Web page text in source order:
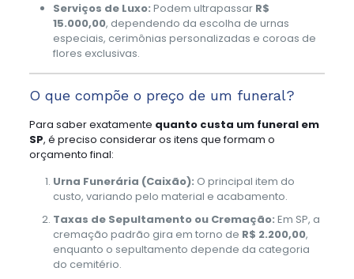
Serviços de Luxo: Podem ultrapassar R$
15.000,00, dependendo da escolha de urnas
especiais, cerimônias personalizadas e coroas de
flores exclusivas.
O que compõe o preço de um funeral?
Para saber exatamente quanto custa um funeral em
SP, é preciso considerar os itens que formam o
orçamento final:
Urna Funerária (Caixão): O principal item do
custo, variando pelo material e acabamento.
Taxas de Sepultamento ou Cremação: Em SP, a
cremação padrão gira em torno de R$ 2.200,00,
enquanto o sepultamento depende da categoria
do cemitério.